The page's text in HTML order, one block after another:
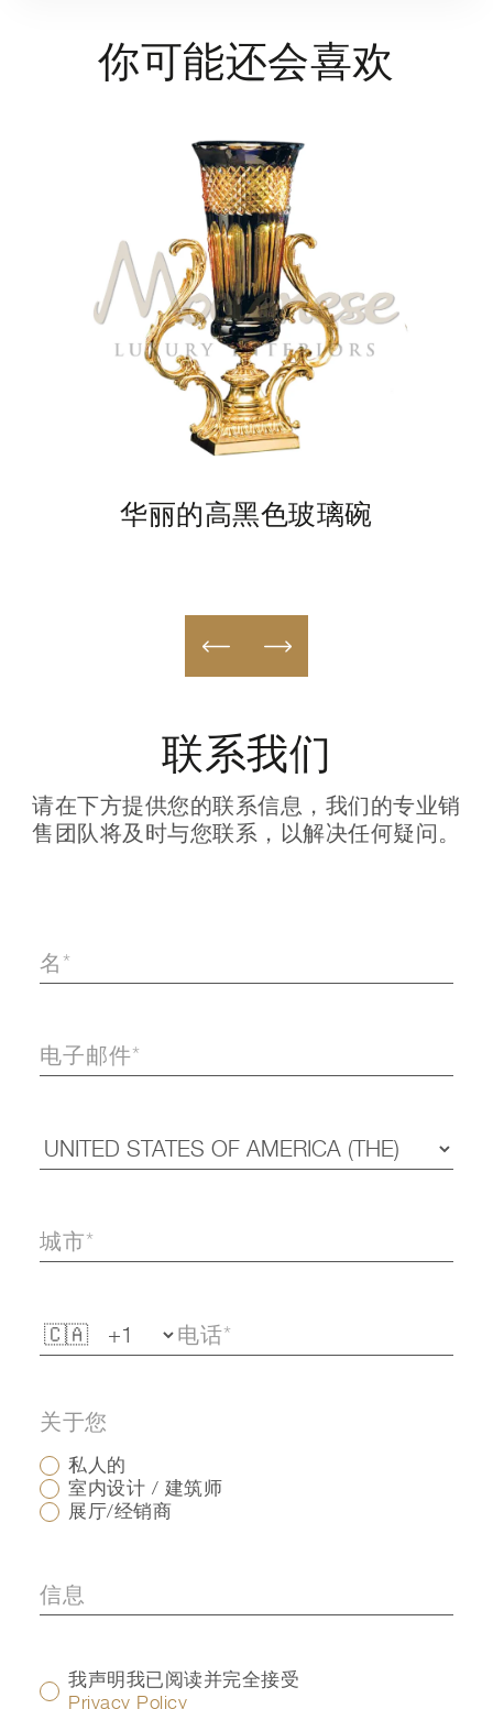
你可能还会喜欢
华丽的高黑色玻璃碗
联系我们
请在下方提供您的联系信息，我们的专业销
售团队将及时与您联系，以解决任何疑问。
关于您
私人的
室内设计 / 建筑师
展厅/经销商
我声明我已阅读并完全接受
Privacy Policy